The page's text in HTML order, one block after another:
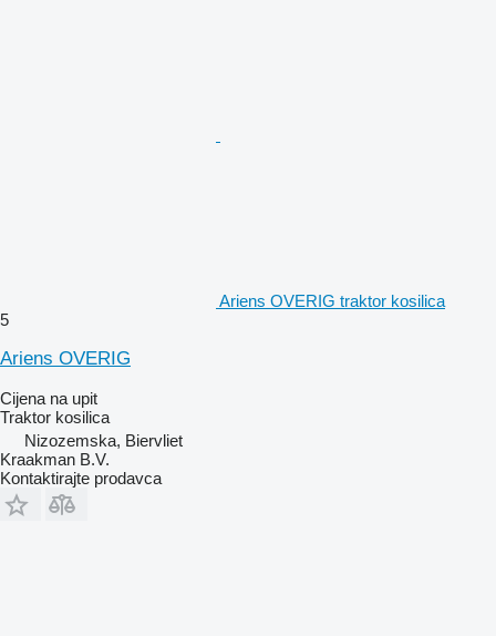
Ariens OVERIG traktor kosilica
5
Ariens OVERIG
Cijena na upit
Traktor kosilica
Nizozemska, Biervliet
Kraakman B.V.
Kontaktirajte prodavca